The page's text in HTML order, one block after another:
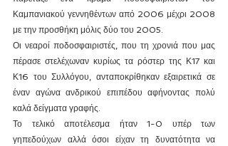
Καμπανιακού γεννηθέντων από 2006 μέχρι 2008
με την προσθήκη μόλις δύο του 2005.
Οι νεαροί ποδοσφαιριστές, που τη χρονιά που μας
πέρασε στελέχωναν κυρίως τα ρόστερ της Κ17 και
Κ16 του Συλλόγου, ανταποκρίθηκαν εξαιρετικά σε
έναν αγώνα ανδρικού επιπέδου αφήνοντας πολύ
καλά δείγματα γραφής.
Το τελικό αποτέλεσμα ήταν 1-0 υπέρ των
γηπεδούχων αλλά όσοι είχαν τη δυνατότητα να